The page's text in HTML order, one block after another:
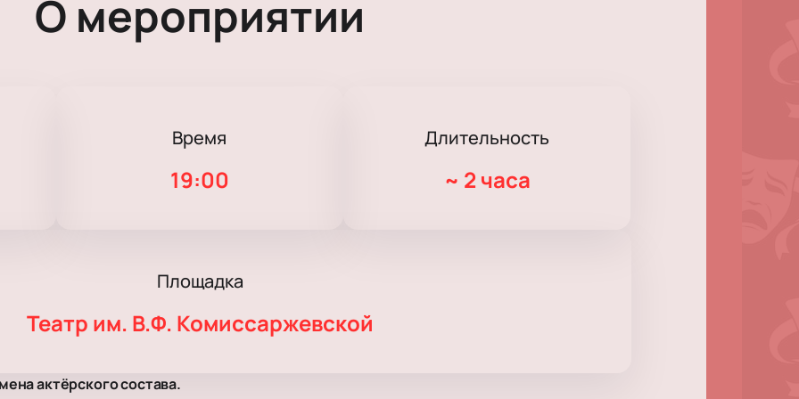
О мероприятии
Время
19:00
Длительность
~ 2 часа
Площадка
Театр им. В.Ф. Комиссаржевской
актёрского состава.